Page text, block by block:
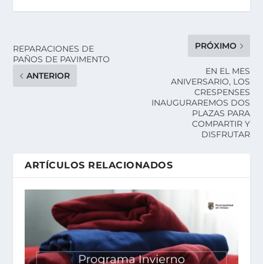
REPARACIONES DE
PAÑOS DE PAVIMENTO
ANTERIOR
PRÓXIMO
EN EL MES
ANIVERSARIO, LOS
CRESPENSES
INAUGURAREMOS DOS
PLAZAS PARA
COMPARTIR Y
DISFRUTAR
ARTÍCULOS RELACIONADOS